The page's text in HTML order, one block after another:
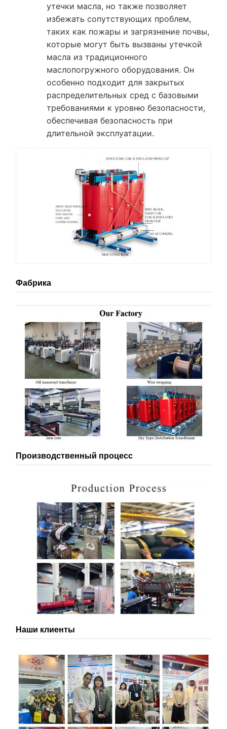
утечки масла, но также позволяет
избежать сопутствующих проблем,
таких как пожары и загрязнение почвы,
которые могут быть вызваны утечкой
масла из традиционного
маслопогружного оборудования. Он
особенно подходит для закрытых
распределительных сред с базовыми
требованиями к уровню безопасности,
обеспечивая безопасность при
длительной эксплуатации.
Фабрика
Производственный процесс
Наши клиенты